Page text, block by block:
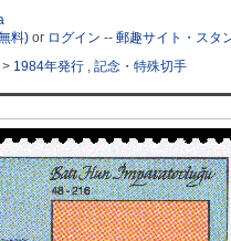
料) or ログイン -- 郵趣サイト・スタ
> 1984年発行 , 記念・特殊切手